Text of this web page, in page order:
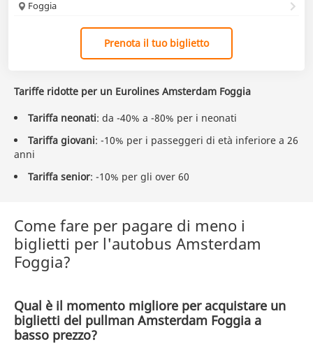
Foggia
Prenota il tuo biglietto
Tariffe ridotte per un Eurolines Amsterdam Foggia
Tariffa neonati: da -40% a -80% per i neonati
Tariffa giovani: -10% per i passeggeri di età inferiore a 26
anni
Tariffa senior: -10% per gli over 60
Come fare per pagare di meno i
biglietti per l'autobus Amsterdam
Foggia?
Qual è il momento migliore per acquistare un
biglietti del pullman Amsterdam Foggia a
basso prezzo?